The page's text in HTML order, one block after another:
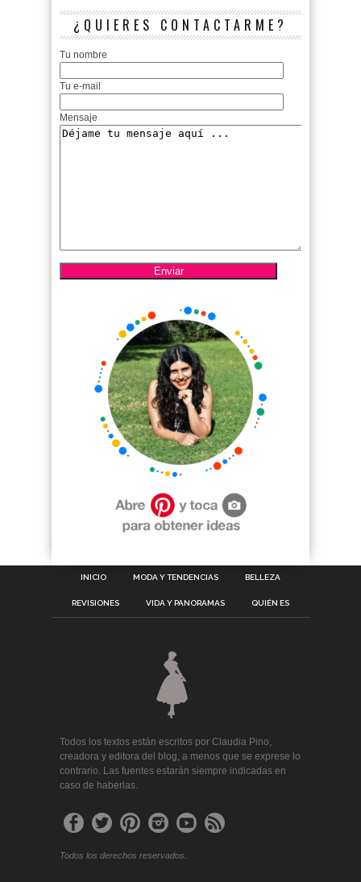
¿QUIERES CONTACTARME?
Tu nombre
Tu e-mail
Mensaje
INICIO MODA Y TENDENCIAS BELLEZA
REVISIONES VIDA Y PANORAMAS QUIÉN ES
Todos los textos están escritos por Claudia Pino,
creadora y editora del blog, a menos que se exprese lo
contrario. Las fuentes estarán siempre indicadas en
caso de haberlas.
Todos los derechos reservados.